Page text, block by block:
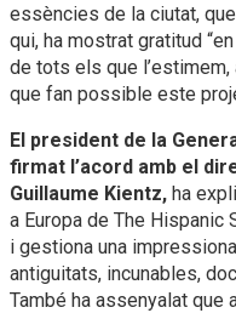
essències de la ciutat,
qui, ha mostrat gratitud
de tots els que
que fan possible este
El president de la
firmat l’acord amb el
Guillaume Kientz, ha
a Europa de The Hispanic
i gestiona una
antiguitats, incunables,
També ha assenyalat que